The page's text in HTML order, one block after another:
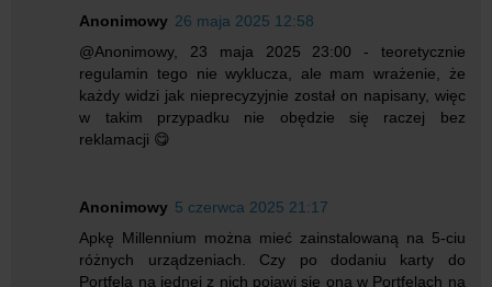
Anonimowy 26 maja 2025 12:58
@Anonimowy, 23 maja 2025 23:00 - teoretycznie
regulamin tego nie wyklucza, ale mam wrażenie, że
każdy widzi jak nieprecyzyjnie został on napisany, więc
w takim przypadku nie obędzie się raczej bez
reklamacji 😋
Anonimowy 5 czerwca 2025 21:17
Apkę Millennium można mieć zainstalowaną na 5-ciu
różnych urządzeniach. Czy po dodaniu karty do
Portfela na jednej z nich pojawi się ona w Portfelach na